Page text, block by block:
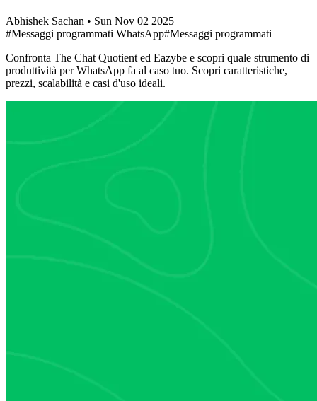
Abhishek Sachan • Sun Nov 02 2025
#Messaggi programmati WhatsApp#Messaggi programmati
Confronta The Chat Quotient ed Eazybe e scopri quale strumento di
produttività per WhatsApp fa al caso tuo. Scopri caratteristiche,
prezzi, scalabilità e casi d'uso ideali.